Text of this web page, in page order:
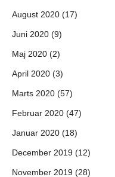
August 2020 (17)
Juni 2020 (9)
Maj 2020 (2)
April 2020 (3)
Marts 2020 (57)
Februar 2020 (47)
Januar 2020 (18)
December 2019 (12)
November 2019 (28)